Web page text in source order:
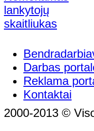
Darbas
Reklama
Kontaktai
2000-2013 ©